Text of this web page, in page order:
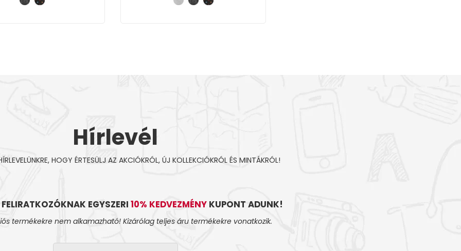
Hírlevél
HOGY ÉRTESÜLJ AZ AKCIÓKRÓL, ÚJ KOLLEKCIÓKRÓL ÉS MINTÁKRÓL!
EGYSZERI 10% KEDVEZMÉNY KUPONT ADUNK!
termékekre nem alkamazható! Kizárólag teljes áru termékekre vonatkozik.